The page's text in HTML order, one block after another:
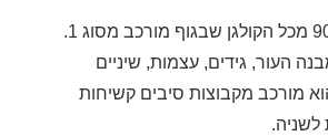
בערך 90% מכל הקולגן שבגוף מורכב מסוג 1.
העור, גידים, עצמות, שיניים
מורכב מקבוצות סיבים קשיחות